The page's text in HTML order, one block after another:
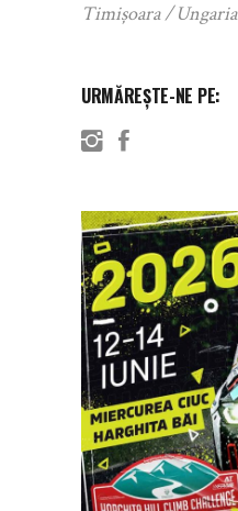
Timișoara
Ungaria
URMĂREȘTE-NE PE: